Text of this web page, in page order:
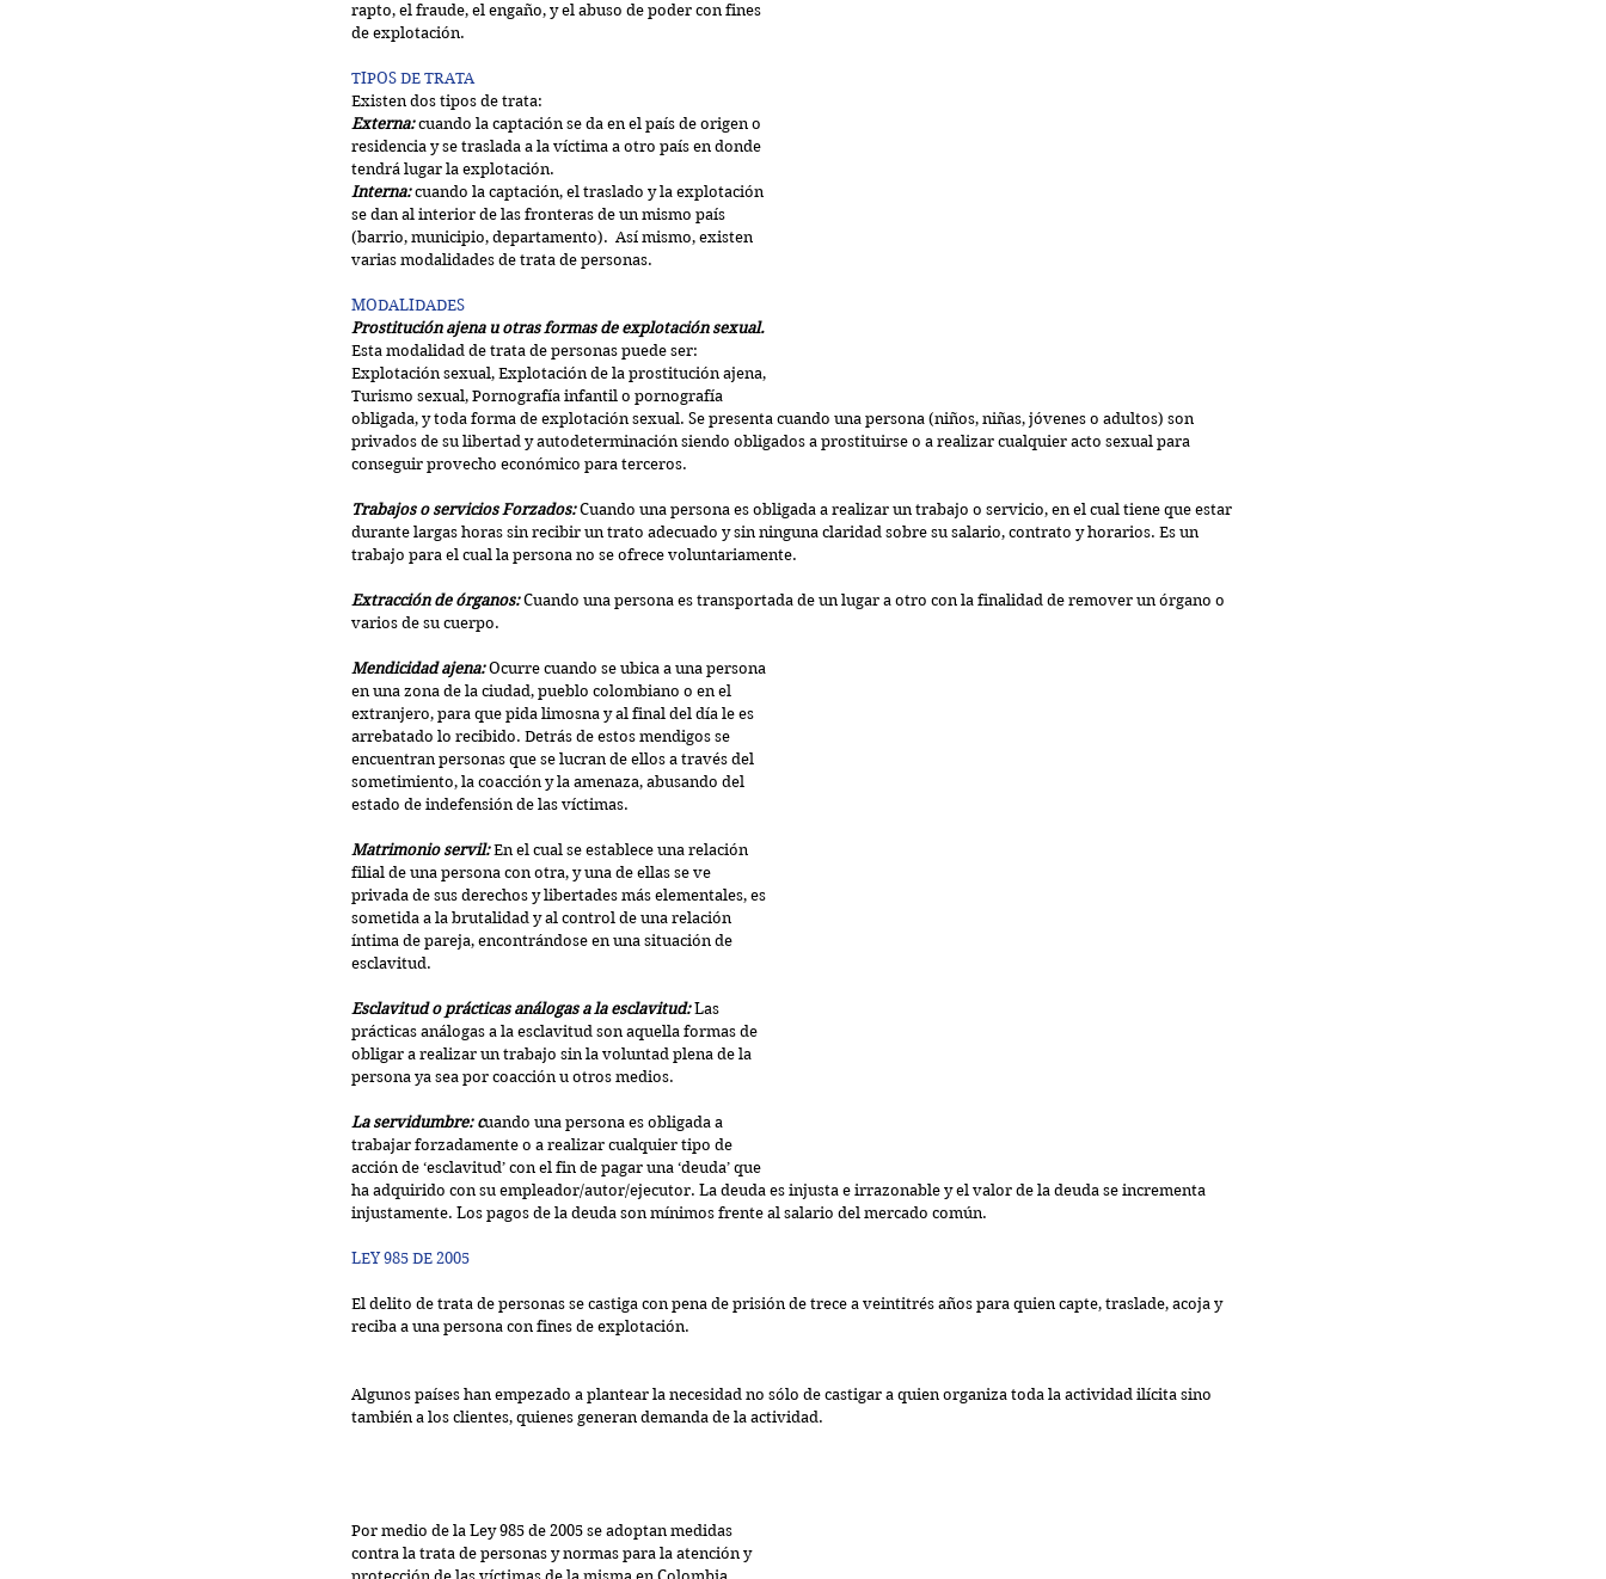
rapto, el fraude, el engaño, y el abuso de poder con fines
de explotación.
TIPOS DE TRATA
Existen dos tipos de trata:
Externa: cuando la captación se da en el país de origen o
residencia y se traslada a la víctima a otro país en donde
tendrá lugar la explotación.
Interna: cuando la captación, el traslado y la explotación
se dan al interior de las fronteras de un mismo país
(barrio, municipio, departamento).  Así mismo, existen
varias modalidades de trata de personas.
MODALIDADES
Prostitución ajena u otras formas de explotación sexual.
Esta modalidad de trata de personas puede ser:
Explotación sexual, Explotación de la prostitución ajena,
Turismo sexual, Pornografía infantil o pornografía
obligada, y toda forma de explotación sexual. Se presenta cuando una persona (niños, niñas, jóvenes o adultos) son
privados de su libertad y autodeterminación siendo obligados a prostituirse o a realizar cualquier acto sexual para
conseguir provecho económico para terceros.
Trabajos o servicios Forzados: Cuando una persona es obligada a realizar un trabajo o servicio, en el cual tiene que estar
durante largas horas sin recibir un trato adecuado y sin ninguna claridad sobre su salario, contrato y horarios. Es un
trabajo para el cual la persona no se ofrece voluntariamente.
Extracción de órganos: Cuando una persona es transportada de un lugar a otro con la finalidad de remover un órgano o
varios de su cuerpo.
Mendicidad ajena: Ocurre cuando se ubica a una persona
en una zona de la ciudad, pueblo colombiano o en el
extranjero, para que pida limosna y al final del día le es
arrebatado lo recibido. Detrás de estos mendigos se
encuentran personas que se lucran de ellos a través del
sometimiento, la coacción y la amenaza, abusando del
estado de indefensión de las víctimas.
Matrimonio servil: En el cual se establece una relación
filial de una persona con otra, y una de ellas se ve
privada de sus derechos y libertades más elementales, es
sometida a la brutalidad y al control de una relación
íntima de pareja, encontrándose en una situación de
esclavitud.
Esclavitud o prácticas análogas a la esclavitud: Las
prácticas análogas a la esclavitud son aquella formas de
obligar a realizar un trabajo sin la voluntad plena de la
persona ya sea por coacción u otros medios.
La servidumbre: cuando una persona es obligada a
trabajar forzadamente o a realizar cualquier tipo de
acción de ‘esclavitud’ con el fin de pagar una ‘deuda’ que
ha adquirido con su empleador/autor/ejecutor. La deuda es injusta e irrazonable y el valor de la deuda se incrementa
injustamente. Los pagos de la deuda son mínimos frente al salario del mercado común.
LEY 985 DE 2005
El delito de trata de personas se castiga con pena de prisión de trece a veintitrés años para quien capte, traslade, acoja y
reciba a una persona con fines de explotación.
Algunos países han empezado a plantear la necesidad no sólo de castigar a quien organiza toda la actividad ilícita sino
también a los clientes, quienes generan demanda de la actividad.
Por medio de la Ley 985 de 2005 se adoptan medidas
contra la trata de personas y normas para la atención y